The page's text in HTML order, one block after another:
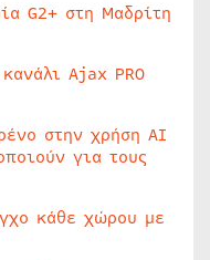
G2+ στη Μαδρίτη
Ajax PRO
στην χρήση AI
για τους
κάθε χώρου με